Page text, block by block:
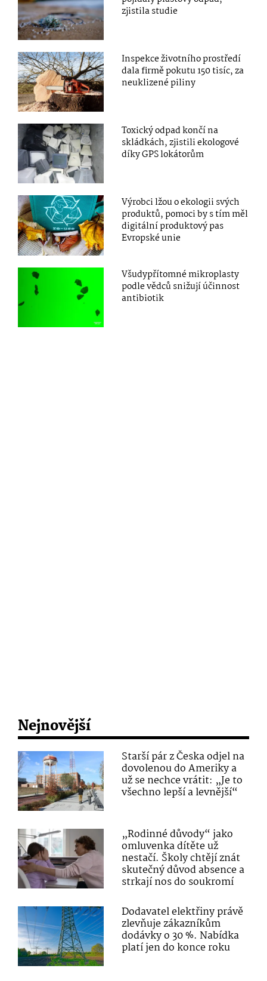
zjistila studie
Inspekce životního prostředí
dala firmě pokutu 150 tisíc, za
neuklizené piliny
Toxický odpad končí na
skládkách, zjistili ekologové
díky GPS lokátorům
Výrobci lžou o ekologii svých
produktů, pomoci by s tím měl
digitální produktový pas
Evropské unie
Všudypřítomné mikroplasty
podle vědců snižují účinnost
antibiotik
Nejnovější
Starší pár z Česka odjel na
dovolenou do Ameriky a
už se nechce vrátit: „Je to
všechno lepší a levnější“
„Rodinné důvody“ jako
omluvenka dítěte už
nestačí. Školy chtějí znát
skutečný důvod absence a
strkají nos do soukromí
Dodavatel elektřiny právě
zlevňuje zákazníkům
dodávky o 30 %. Nabídka
platí jen do konce roku